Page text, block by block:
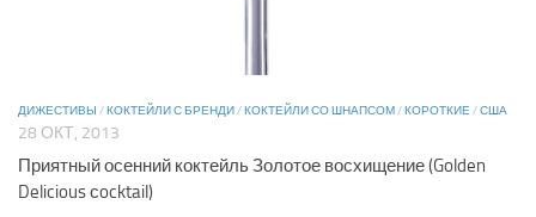
ДИЖЕСТИВЫ /КОКТЕЙЛИ С БРЕНДИ/КОКТЕЙЛИ СО ШНАПСОМ/КОРОТКИЕ/США
28 ОКТ, 2013
Приятный осенний коктейль Золотое восхищение (Golden
Delicious сocktail)